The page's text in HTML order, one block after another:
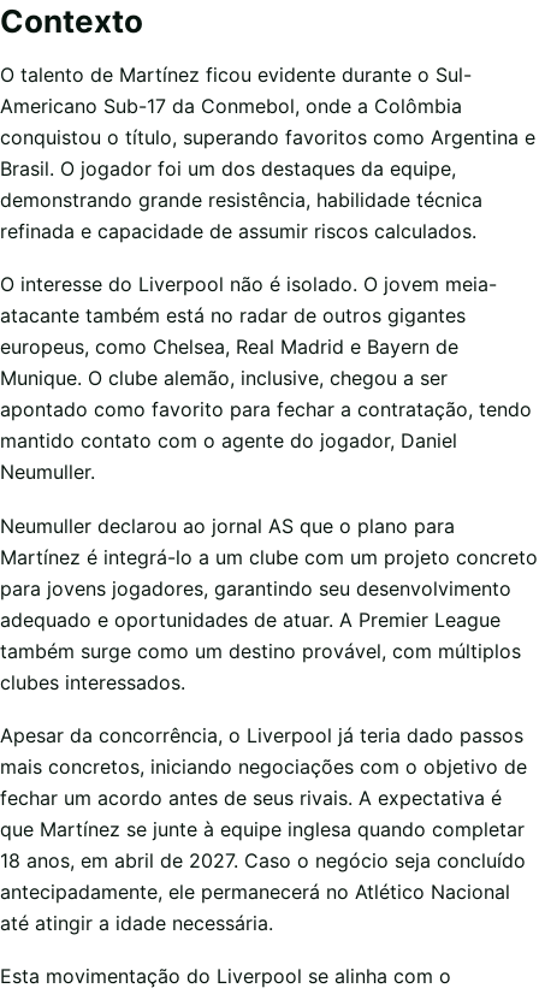
Contexto
O talento de Martínez ficou evidente durante o Sul-
Americano Sub-17 da Conmebol, onde a Colômbia
conquistou o título, superando favoritos como Argentina e
Brasil. O jogador foi um dos destaques da equipe,
demonstrando grande resistência, habilidade técnica
refinada e capacidade de assumir riscos calculados.
O interesse do Liverpool não é isolado. O jovem meia-
atacante também está no radar de outros gigantes
europeus, como Chelsea, Real Madrid e Bayern de
Munique. O clube alemão, inclusive, chegou a ser
apontado como favorito para fechar a contratação, tendo
mantido contato com o agente do jogador, Daniel
Neumuller.
Neumuller declarou ao jornal AS que o plano para
Martínez é integrá-lo a um clube com um projeto concreto
para jovens jogadores, garantindo seu desenvolvimento
adequado e oportunidades de atuar. A Premier League
também surge como um destino provável, com múltiplos
clubes interessados.
Apesar da concorrência, o Liverpool já teria dado passos
mais concretos, iniciando negociações com o objetivo de
fechar um acordo antes de seus rivais. A expectativa é
que Martínez se junte à equipe inglesa quando completar
18 anos, em abril de 2027. Caso o negócio seja concluído
antecipadamente, ele permanecerá no Atlético Nacional
até atingir a idade necessária.
Esta movimentação do Liverpool se alinha com o